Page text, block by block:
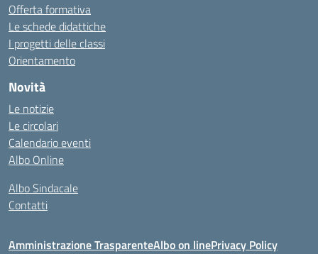
Offerta formativa
Le schede didattiche
I progetti delle classi
Orientamento
Novità
Le notizie
Le circolari
Calendario eventi
Albo Online
Albo Sindacale
Contatti
Amministrazione TrasparenteAlbo on linePrivacy Policy